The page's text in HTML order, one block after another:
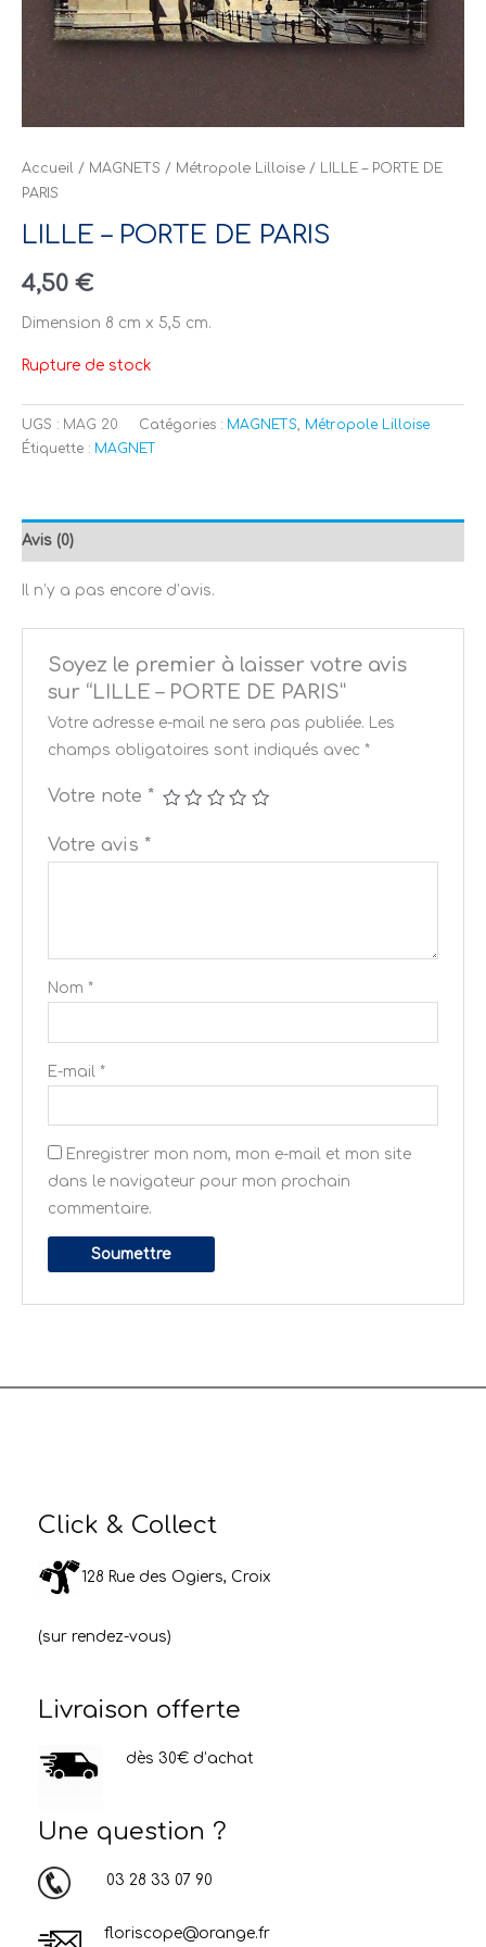
Accueil / MAGNETS / Métropole Lilloise / LILLE – PORTE DE
PARIS
LILLE – PORTE DE PARIS
4,50 €
Dimension 8 cm x 5,5 cm.
Rupture de stock
UGS : MAG 20 Catégories : MAGNETS
Métropole Lilloise
Étiquette : MAGNET
Avis (0)
Il n’y a pas encore d’avis.
Soyez le premier à laisser votre avis
sur “LILLE – PORTE DE PARIS”
Votre adresse e-mail ne sera pas publiée. Les
champs obligatoires sont indiqués avec *
Votre note *
Votre avis *
Nom *
E-mail *
Enregistrer mon nom, mon e-mail et mon site
dans le navigateur pour mon prochain
commentaire.
Click & Collect
128 Rue des Ogiers, Croix
(sur rendez-vous)
Livraison offerte
dès 30€ d’achat
Une question ?
03 28 33 07 90
floriscope@orange.fr